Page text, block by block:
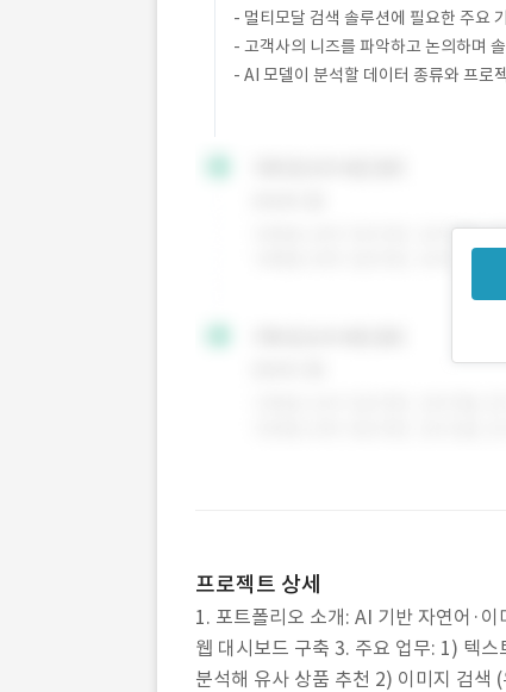
- 멀티모달 검색 솔루션에 필요한 주요
- 고객사의 니즈를 파악하고 논의하며
- AI 모델이 분석할 데이터 종류와 프로
프로젝트 상세
1. 포트폴리오 소개: AI 기반 자연어·
웹 대시보드 구축 3. 주요 업무: 1) 텍
분석해 유사 상품 추천 2) 이미지 검색